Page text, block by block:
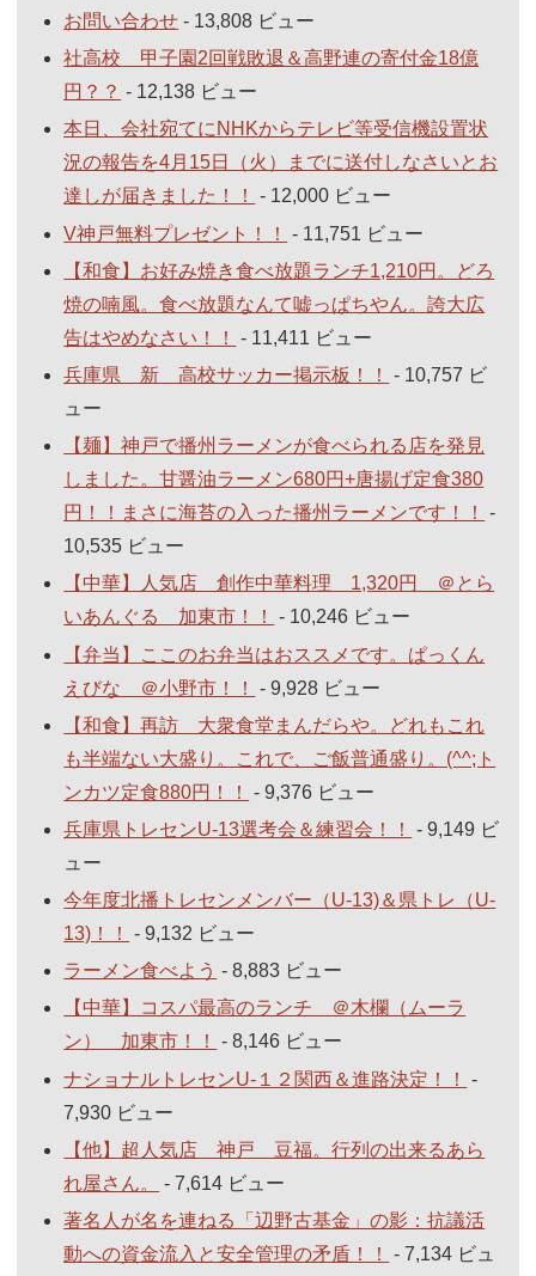
お問い合わせ - 13,808 ビュー
社高校 甲子園2回戦敗退＆高野連の寄付金18億
円？？ - 12,138 ビュー
本日、会社宛てにNHKからテレビ等受信機設置状
況の報告を4月15日（火）までに送付しなさいとお
達しが届きました！！
- 12,000 ビュー
V神戸無料プレゼント！！
- 11,751 ビュー
【和食】お好み焼き食べ放題ランチ1,210円。どろ
焼の喃風。食べ放題なんて嘘っぱちやん。誇大広
告はやめなさい！！
- 11,411 ビュー
兵庫県 新 高校サッカー掲示板！！
- 10,757 ビ
ュー
【麺】神戸で播州ラーメンが食べられる店を発見
しました。甘醤油ラーメン680円+唐揚げ定食380
円！！まさに海苔の入った播州ラーメンです！！
-
10,535 ビュー
【中華】人気店 創作中華料理 1,320円 ＠とら
いあんぐる 加東市！！
- 10,246 ビュー
【弁当】ここのお弁当はおススメです。ぱっくん
えびな ＠小野市！！
- 9,928 ビュー
【和食】再訪 大衆食堂まんだらや。どれもこれ
も半端ない大盛り。これで、ご飯普通盛り。(^^;ト
ンカツ定食880円！！
- 9,376 ビュー
兵庫県トレセンU-13選考会＆練習会！！
- 9,149 ビ
ュー
今年度北播トレセンメンバー（U-13)＆県トレ（U-
13)！！
- 9,132 ビュー
ラーメン食べよう - 8,883 ビュー
【中華】コスパ最高のランチ ＠木欄（ムーラ
ン） 加東市！！
- 8,146 ビュー
ナショナルトレセンU-１２関西＆進路決定！！
-
7,930 ビュー
【他】超人気店 神戸 豆福。行列の出来るあら
れ屋さん。
- 7,614 ビュー
著名人が名を連ねる「辺野古基金」の影：抗議活
動への資金流入と安全管理の矛盾！！
- 7,134 ビュ